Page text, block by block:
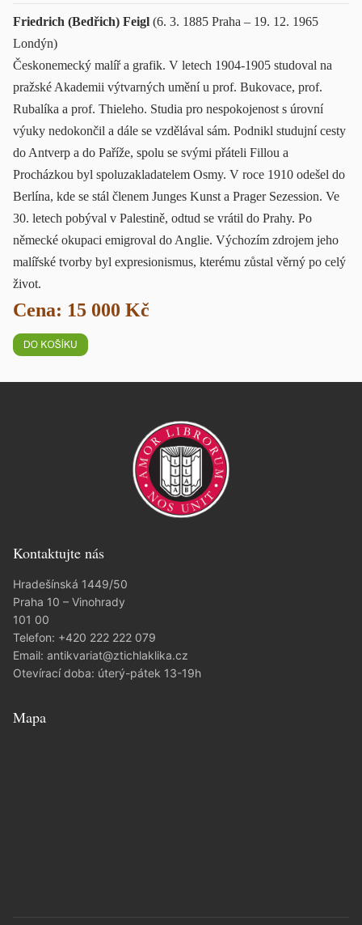
Friedrich (Bedřich) Feigl (6. 3. 1885 Praha – 19. 12. 1965
Londýn)
Českonemecký malíř a grafik. V letech 1904-1905 studoval na
pražské Akademii výtvarných umění u prof. Bukovace, prof.
Rubalíka a prof. Thieleho. Studia pro nespokojenost s úrovní
výuky nedokončil a dále se vzdělával sám. Podnikl studujní cesty
do Antverp a do Paříže, spolu se svými přáteli Fillou a
Procházkou byl spoluzakladatelem Osmy. V roce 1910 odešel do
Berlína, kde se stál členem Junges Kunst a Prager Sezession. Ve
30. letech pobýval v Palestině, odtud se vrátil do Prahy. Po
německé okupaci emigroval do Anglie. Výchozím zdrojem jeho
malířské tvorby byl expresionismus, kterému zůstal věrný po celý
život.
Cena: 15 000 Kč
Kontaktujte nás
Hradešínská 1449/50
Praha 10 – Vinohrady
101 00
Telefon: +420 222 222 079
Email: antikvariat@ztichlaklika.cz
Otevírací doba: úterý-pátek 13-19h
Mapa